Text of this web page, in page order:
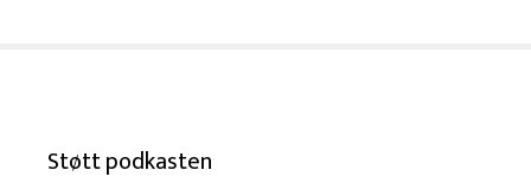
Støtt podkasten